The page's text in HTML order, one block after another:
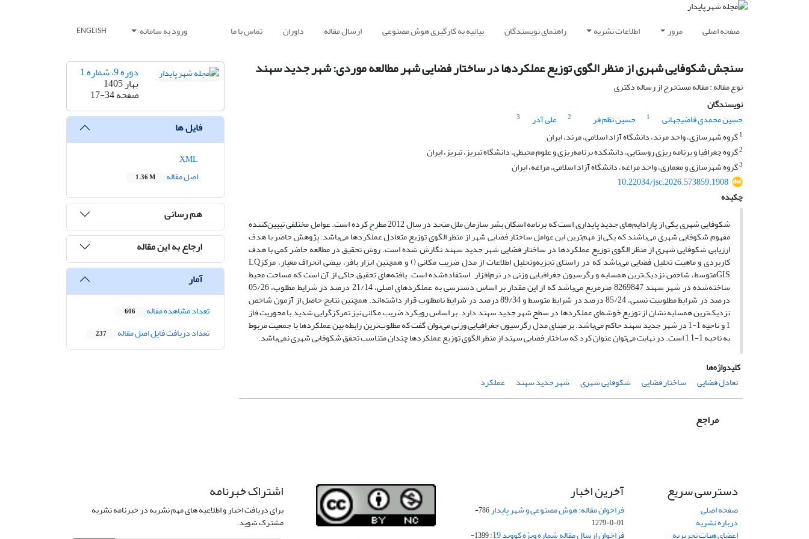
صفحه اصلی مرور اطلاعات نشریه راهنمای نویسندگان بیانیه به کارگیری هوش مصنوعی ارسال مقاله داوران تماس با ما ورود به سامانه ENGLISH
سنجش شکوفایی شهری از منظر الگوی توزیع عملکردها در ساختار فضایی شهر مطالعه موردی: شهر جدید سهند
نوع مقاله : مقاله مستخرج از رساله دکتری
نویسندگان
حسین محمدی قاضیجهانی
1 حسین نظم فر 2 علی آذر
3
1گروه شهرسازی، واحد مرند، دانشگاه آزاد اسلامی، مرند، ایران
2گروه جغرافیا و برنامه ‌ریزی روستایی، دانشکده برنامه‌ریزی و علوم محیطی، دانشگاه تبریز، تبریز، ایران
3گروه شهرسازی و معماری، واحد مراغه، دانشگاه آزاد اسلامی، مراغه، ایران
10.22034/jsc.2026.573859.1908
چکیده
شکوفایی شهری یکی از پارادایم‌های جدید پایداری است که برنامه اسکان بشر سازمان ملل متحد در سال 2012 مطرح کرده است. عوامل مختلفی تبیین‌کننده
مفهوم شکوفایی شهری می‌باشند که یکی از مهم‌ترین این عوامل ساختار فضایی شهر از منظر الگوی توزیع متعادل عملکردها می‌باشد. پژوهش حاضر با هدف
ارزیابی شکوفایی شهری از منظر الگوی توزیع عملکردها در ساختار فضایی شهر جدید سهند نگارش شده است. روش تحقیق در مطالعه حاضر کمی با هدف
کاربردی و ماهیت تحلیل فضایی می‌باشد که در راستای تجزیه‌وتحلیل اطلاعات از مدل ضریب مکانی ( LQ) و همچنین ابزار بافر، بیضی انحراف معیار، مرکز
متوسط، شاخص نزدیک‌ترین همسایه و رگرسیون جغرافیایی وزنی در نرم‌افزارGIS استفاده‌شده است. یافته‌های تحقیق حاکی از آن است که مساحت محیط
ساخته‌شده در شهر سهند 8269847 مترمربع می‌باشد که از این مقدار بر اساس دسترسی به عملکردهای اصلی، 21/14 درصد در شرایط مطلوب، 05/26
درصد در شرایط مطلوبیت نسبی، 85/24 درصد در شرایط متوسط و 89/34 درصد در شرایط نامطلوب قرار داشته‌اند. همچنین نتایج حاصل از آزمون شاخص
نزدیک‌ترین همسایه نشان از توزیع خوشه‌ای عملکردها در سطح شهر جدید سهند دارد. بر اساس رویکرد ضریب مکانی نیز تمرکزگرایی شدید با محوریت فاز
1 و ناحیه 1-1 در شهر جدید سهند حاکم می‌باشد. بر مبنای مدل رگرسیون جغرافیایی وزنی می‌توان گفت که مطلوب‌ترین رابطه بین عملکردها با جمعیت مربوط
به ناحیه 1-1 1 است. در نهایت می‌توان عنوان کرد که ساختار فضایی سهند از منظر الگوی توزیع عملکردها چندان متناسب تحقق شکوفایی شهری نمی‌باشد.
کلیدواژه‌ها
تعادل فضایی
ساختار فضایی شکوفایی شهری شهر جدید سهند عملکرد
مراجع
دوره 9، شماره 1
بهار 1405
صفحه17-34
فایل ها
اصل مقاله
1.36 M
هم رسانی
ارجاع به این مقاله
آمار
تعداد مشاهده مقاله 606
تعداد دریافت فایل اصل مقاله 237
دسترسی سریع
صفحه اصلی
درباره نشریه
اعضای هیات تحریریه
آخرین اخبار
فراخوان مقاله: هوش مصنوعی و شهر پایدار
786-
01-0-1279
فراخوان ارسال مقاله شماره ویژه کووید 19: 1399-
اشتراک خبرنامه
برای دریافت اخبار و اطلاعیه های مهم نشریه در خبرنامه نشریه
مشترک شوید.